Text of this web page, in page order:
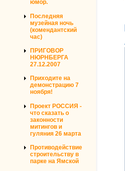
юмор.
Последняя
музейная ночь
(комендантский
час)
ПРИГОВОР
НЮРНБЕРГА
27.12.2007
Приходите на
демонстрацию 7
ноября!
Проект РОССИЯ -
что сказать о
законности
митингов и
гуляния 26 марта
Противодействие
строительству в
парке на Ямской